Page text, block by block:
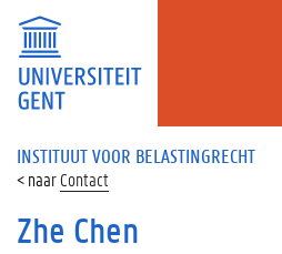
INSTITUUT VOOR BELASTINGRECHT
Contact
Zhe Chen